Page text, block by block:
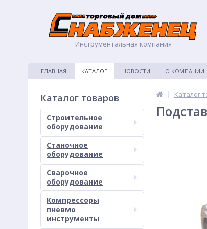
Инструментальная компания
ГЛАВНАЯ КАТАЛОГ НОВОСТИ О КОМПАНИИ
Каталог товаров
Строительное
оборудование
Станочное
оборудование
Сварочное
оборудование
Компрессоры
пневмо
инструменты
| Каталог